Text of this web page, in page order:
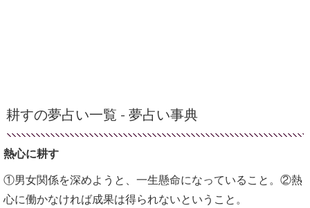
耕すの夢占い一覧 - 夢占い事典
熱心に耕す
①男女関係を深めようと、一生懸命になっていること。②熱
心に働かなければ成果は得られないということ。